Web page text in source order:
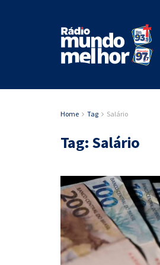
Home Tag Salário
Tag: Salário